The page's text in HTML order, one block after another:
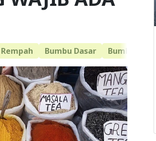
Bumbu Dasar Bumbu Herba